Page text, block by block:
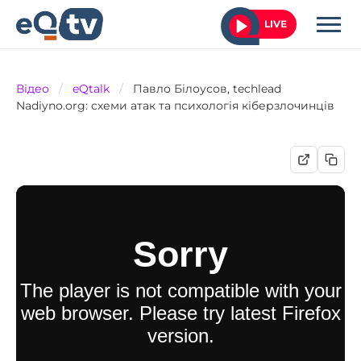
LIVE
Відео / eQtalk /
Павло Білоусов, techlead
Nadiyno.org: схеми атак та психологія кіберзлочинців